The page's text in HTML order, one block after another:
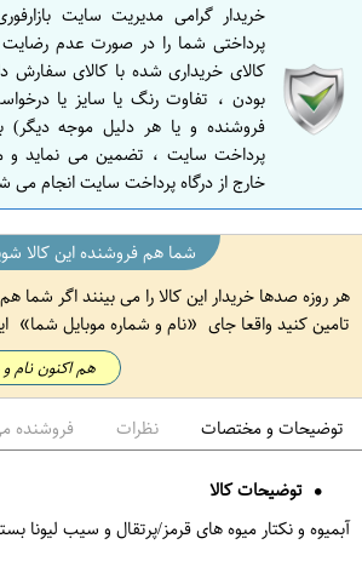
خریدار گرامی مدیریت سایت
پرداختی شما را در صورت عدم
کالای خریداری شده با کالای سفارش
بودن ، تفاوت رنگ یا سایز یا
فروشنده و یا هر دلیل موجه دیگر)
پرداخت سایت ، تضمین می نماید و
خارج از درگاه پرداخت سایت انجام می
شما هم فروشنده این کالا
هر روزه صدها خریدار این کالا را می بینند اگر شما هم
تامین کنید واقعا جای
نام و شماره موبایل شما
هم اکنون نام و
توضیحات و مختصات نظرات فروشنده
توضیحات کالا
آبمیوه و نکتار میوه های قرمز/پرتقال و سیب لیونا بسته 8